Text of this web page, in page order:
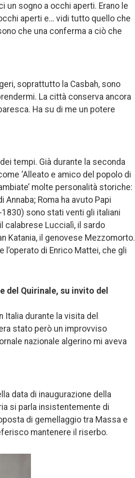
un sogno a occhi aperti. Erano le
aperti e… vidi tutto quello che
che una conferma a ciò che
soprattutto la Casbah, sono
La città conserva ancora
Ha su di me un potere
tempi. Già durante la seconda
‘Alleato e amico del popolo di
molte personalità storiche:
Annaba; Roma ha avuto Papi
sono stati venti gli italiani
calabrese Luccialì, il sardo
Katania, il genovese Mezzomorto.
di Enrico Mattei, che gli
del Quirinale, su invito del
Italia durante la visita del
stato però un improvviso
nazionale algerino mi aveva
data di inaugurazione della
si parla insistentemente di
di gemellaggio tra Massa e
mantenere il riserbo.